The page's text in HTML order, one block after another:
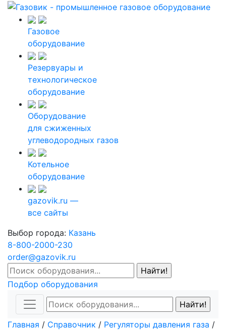
Газовое
оборудование
Резервуары и
технологическое
оборудование
Оборудование
для сжиженных
углеводородных газов
Котельное
оборудование
gazovik.ru —
все сайты
Выбор города: Казань
8-800-2000-230
order@gazovik.ru
Подбор оборудования
Главная / Справочник / Регуляторы давления газа /